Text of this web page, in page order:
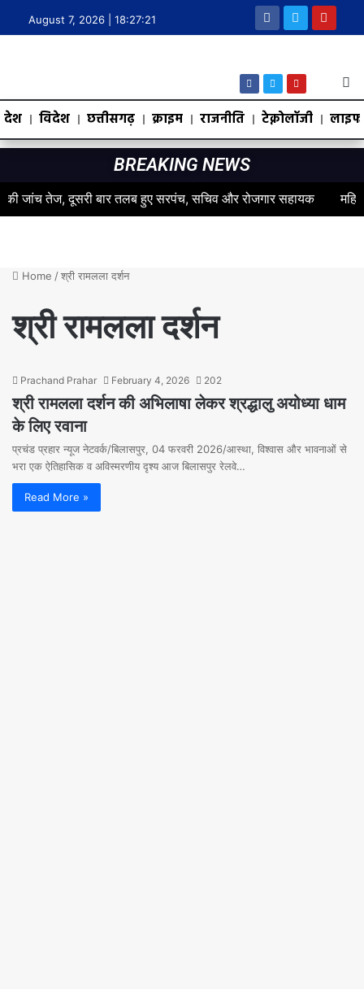
August 7, 2026 | 18:27:21
देश विदेश छत्तीसगढ़ क्राइम राजनीति टेक्नोलॉजी
BREAKING NEWS
तेज, दूसरी बार तलब हुए सरपंच, सचिव और रोजगार सहायक महिलाओं के
Home /श्री रामलला दर्शन
श्री रामलला दर्शन
Prachand Prahar February 4, 2026 202
श्री रामलला दर्शन की अभिलाषा लेकर श्रद्धालु अयोध्या धाम
के लिए रवाना
प्रचंड प्रहार न्यूज नेटवर्क/बिलासपुर, 04 फरवरी 2026/आस्था, विश्वास और भावनाओं से
भरा एक ऐतिहासिक व अविस्मरणीय दृश्य आज बिलासपुर रेलवे…
Read More »